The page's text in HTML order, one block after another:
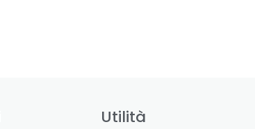
Utilità